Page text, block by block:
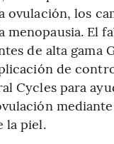
ovulación, los
menopausia. El
de alta gama
de
Cycles para
la piel.